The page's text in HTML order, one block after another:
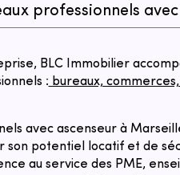
professionnels
BLC Immobilier
: bureaux,
avec ascenseur à
potentiel locatif et de
au service des PME,